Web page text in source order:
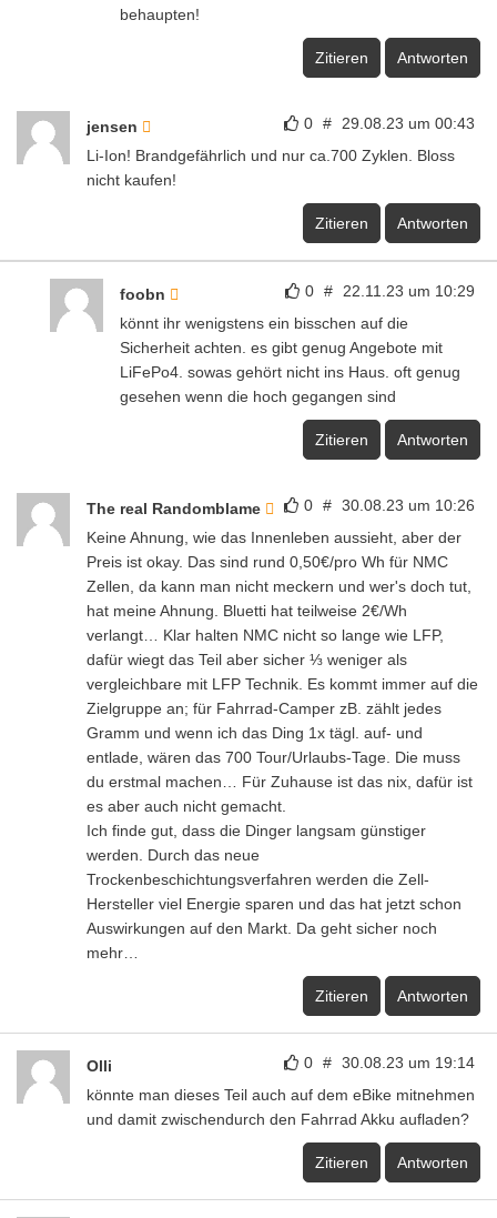
behaupten!
Zitieren Antworten
0 # 29.08.23 um 00:43
jensen
Li-Ion! Brandgefährlich und nur ca.700 Zyklen. Bloss
nicht kaufen!
Zitieren Antworten
0 # 22.11.23 um 10:29
foobn
könnt ihr wenigstens ein bisschen auf die
Sicherheit achten. es gibt genug Angebote mit
LiFePo4. sowas gehört nicht ins Haus. oft genug
gesehen wenn die hoch gegangen sind
Zitieren Antworten
0 # 30.08.23 um 10:26
The real Randomblame
Keine Ahnung, wie das Innenleben aussieht, aber der
Preis ist okay. Das sind rund 0,50€/pro Wh für NMC
Zellen, da kann man nicht meckern und wer's doch tut,
hat meine Ahnung. Bluetti hat teilweise 2€/Wh
verlangt… Klar halten NMC nicht so lange wie LFP,
dafür wiegt das Teil aber sicher ⅓ weniger als
vergleichbare mit LFP Technik. Es kommt immer auf die
Zielgruppe an; für Fahrrad-Camper zB. zählt jedes
Gramm und wenn ich das Ding 1x tägl. auf- und
entlade, wären das 700 Tour/Urlaubs-Tage. Die muss
du erstmal machen… Für Zuhause ist das nix, dafür ist
es aber auch nicht gemacht.
Ich finde gut, dass die Dinger langsam günstiger
werden. Durch das neue
Trockenbeschichtungsverfahren werden die Zell-
Hersteller viel Energie sparen und das hat jetzt schon
Auswirkungen auf den Markt. Da geht sicher noch
mehr…
Zitieren Antworten
0 # 30.08.23 um 19:14
Olli
könnte man dieses Teil auch auf dem eBike mitnehmen
und damit zwischendurch den Fahrrad Akku aufladen?
Zitieren Antworten